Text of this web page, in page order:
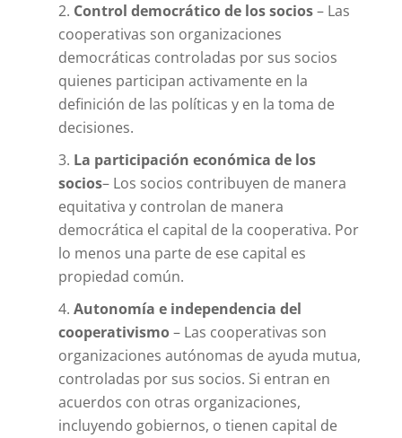
Control democrático de los socios– Las
cooperativas son organizaciones
democráticas controladas por sus socios
quienes participan activamente en la
definición de las políticas y en la toma de
decisiones.
La participación económica de los
socios– Los socios contribuyen de manera
equitativa y controlan de manera
democrática el capital de la cooperativa. Por
lo menos una parte de ese capital es
propiedad común.
Autonomía e independencia del
cooperativismo– Las cooperativas son
organizaciones autónomas de ayuda mutua,
controladas por sus socios. Si entran en
acuerdos con otras organizaciones,
incluyendo gobiernos, o tienen capital de